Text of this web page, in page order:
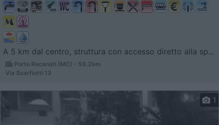
A 5 km dal centro, struttura con accesso diretto alla sp...
Porto Recanati (MC) - 59.2km
Via Scarfiotti 13
1